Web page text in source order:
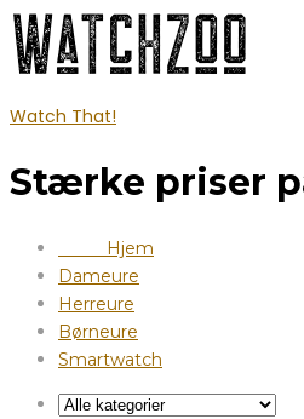
Watch That!
Stærke priser
Hjem
Dameure
Herreure
Børneure
Smartwatch